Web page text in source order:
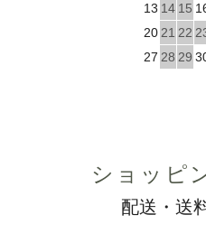
13 14 15
20 21 22
27 28 29
ショッピ
配送・送